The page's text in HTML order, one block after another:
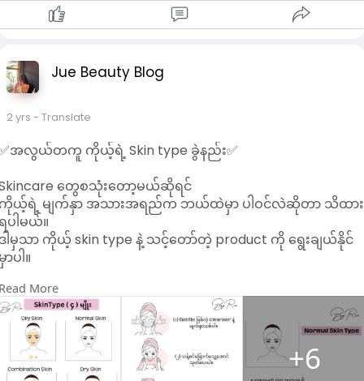
Jue Beauty Blog
2 yrs - Translate
အလွယ်တကူ ကိုယ့်ရဲ့ Skin type ခွဲနည်း✅
တွေစသုံးတော့မယ်ဆိုရင်
ယ့်ရဲ့ မျက်နှာ အသားအရည်က ဘယ်ထဲမှာ ပါဝင်လဲဆိုတာ သိထား
ပါမယ်။
ါမှသာ ကိုယ့် skin type နဲ့ သင့်တော်တဲ့ product ကို ရွေးချယ်နိုင်
ာပါ။
နဲ့ တူတူ ပုံလေးတွေနဲ့ ကိုယ့်ရဲ့ skintype ကို အလွယ်တကူ ခွဲကြ
ကြရအောင်….
More
+6